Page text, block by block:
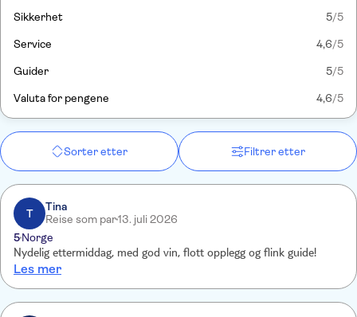
Sikkerhet 5/5
Service 4,6/5
Guider 5/5
Valuta for pengene 4,6/5
Sorter etter Filtrer etter
T
Tina
Reise som par13. juli 2026
5Norge
Nydelig ettermiddag, med god vin, flott opplegg og flink guide!
Les mer